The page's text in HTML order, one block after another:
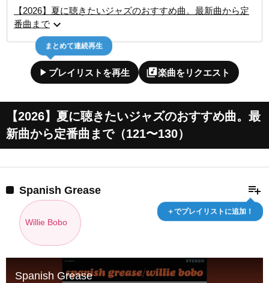
【2026】夏に聴きたいジャズのおすすめ曲。最新曲から定
番曲まで expand_more
play_arrow プレイリストを再生
まとめて連続再生
library_music楽曲をリクエスト
【2026】夏に聴きたいジャズのおすすめ曲。最
新曲から定番曲まで（121〜130）
playlist_add
＋でプレイリストに追加！
Spanish Grease
Willie Bobo
Spanish Grease